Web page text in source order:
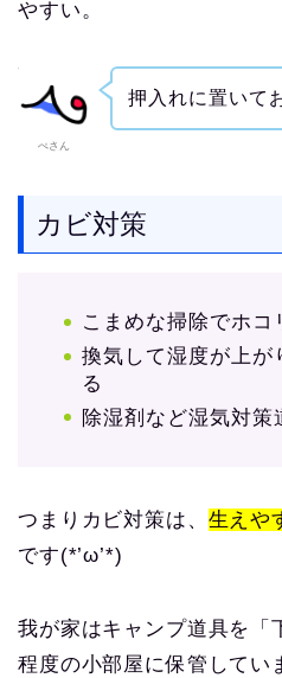
やすい。
ぺさん
押入れに置いて
カビ対策
こまめな掃除でホコ
換気して湿度が上が
る
除湿剤など湿気対策
つまりカビ対策は、 生えや
です(*’ω’*)
我が家はキャンプ道具を「
程度の小部屋に保管してい